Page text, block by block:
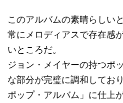
このアルバムの素晴らしい
常にメロディアスで存在感
いところだ。
ジョン・メイヤーの持つポ
な部分が完璧に調和してお
ポップ・アルバム」に仕上